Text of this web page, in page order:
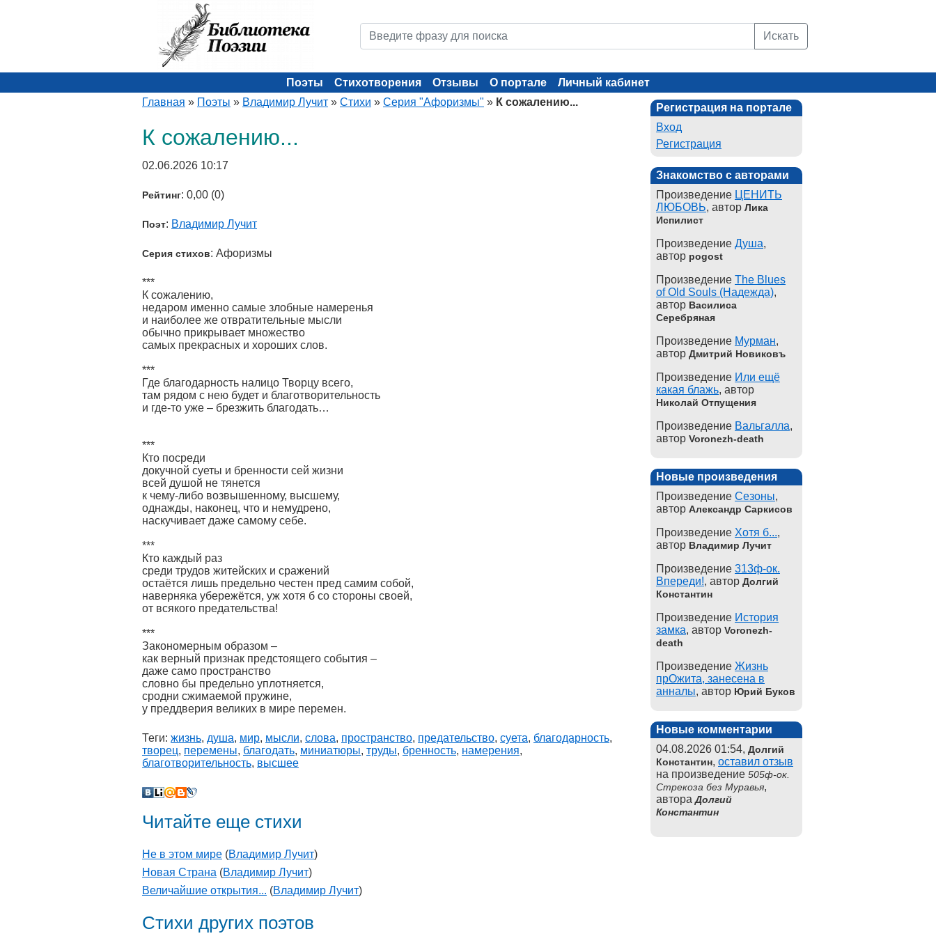
Искать
Поэты Стихотворения Отзывы О портале
Личный кабинет
Главная » Поэты » Владимир Лучит » Стихи » Серия "Афоризмы" » К сожалению...
К сожалению...
02.06.2026 10:17
Рейтинг: 0,00 (0)
Поэт: Владимир Лучит
Серия стихов: Афоризмы
***
К сожалению,
недаром именно самые злобные намеренья
и наиболее же отвратительные мысли
обычно прикрывает множество
самых прекрасных и хороших слов.
***
Где благодарность налицо Творцу всего,
там рядом с нею будет и благотворительность
и где-то уже – брезжить благодать…
***
Кто посреди
докучной суеты и бренности сей жизни
всей душой не тянется
к чему-либо возвышенному, высшему,
однажды, наконец, что и немудрено,
наскучивает даже самому себе.
***
Кто каждый раз
среди трудов житейских и сражений
остаётся лишь предельно честен пред самим собой,
наверняка убережётся, уж хотя б со стороны своей,
от всякого предательства!
***
Закономерным образом –
как верный признак предстоящего события –
даже само пространство
словно бы предельно уплотняется,
сродни сжимаемой пружине,
у преддверия великих в мире перемен.
Теги: жизнь, душа, мир, мысли, слова, пространство, предательство, суета, благодарность,
творец, перемены, благодать, миниатюры, труды, бренность, намерения,
благотворительность, высшее
Читайте еще стихи
Не в этом мире (Владимир Лучит)
Новая Страна (Владимир Лучит)
Величайшие открытия... (Владимир Лучит)
Стихи других поэтов
Регистрация на портале
Вход
Регистрация
Знакомство с авторами
Произведение ЦЕНИТЬ
ЛЮБОВЬ, автор Лика
Испилист
Произведение Душа,
автор pogost
Произведение The Blues
of Old Souls (Надежда),
автор Василиса
Серебряная
Произведение Мурман,
автор Дмитрий Новиковъ
Произведение Или ещё
какая блажь, автор
Николай Отпущения
Произведение Вальгалла,
автор Voronezh-death
Новые произведения
Произведение Сезоны,
автор Александр Саркисов
Произведение Хотя б...,
автор Владимир Лучит
Произведение 313ф-ок.
Впереди!, автор Долгий
Константин
Произведение История
замка, автор Voronezh-
death
Произведение Жизнь
прОжита, занесена в
анналы, автор Юрий Буков
Новые комментарии
04.08.2026 01:54, Долгий
Константин, оставил отзыв
на произведение 505ф-ок.
Стрекоза без Муравья,
автораДолгий
Константин